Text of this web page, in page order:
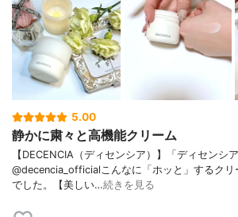
5.00
静かに粛々と高機能クリーム
【DECENCIA（ディセンシア）】「ディセンシ
@decencia_officialこんなに「ホッと」するク
でした。【美しい…続きを見る